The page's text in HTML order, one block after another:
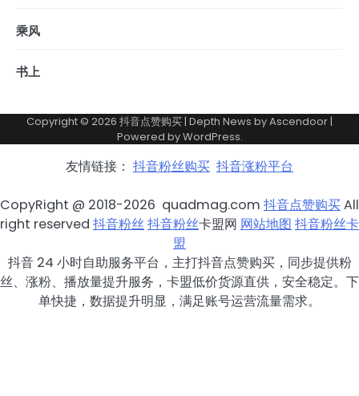
乘风
书上
Copyright © 2026 抖音点赞购买 | Depth News byAscendoor |
Powered byWordPress.
友情链接： 抖音粉丝购买 抖音涨粉平台
CopyRight @ 2018-2026 quadmag.com 抖音点赞购买All
right reserved 抖音粉丝抖音粉丝卡盟网 网站地图 抖音粉丝卡
盟
抖音 24 小时自助服务平台，主打抖音点赞购买，同步提供粉
丝、涨粉、播放量提升服务，卡盟低价货源直供，安全稳定。下
单快捷，数据提升明显，满足账号运营流量需求。